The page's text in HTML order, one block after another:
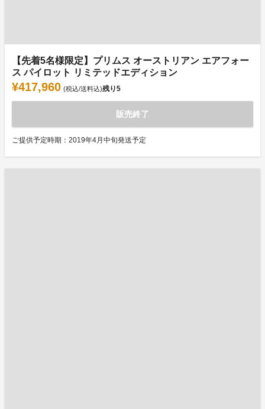
【先着5名様限定】プリムス オーストリアン エアフォー
ス パイロット リミテッドエディション
¥417,960 (税込/送料込)残り5
販売終了
ご提供予定時期：2019年4月中旬発送予定